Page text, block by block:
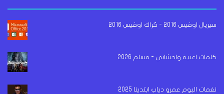
سيريال اوفيس 2016 - كراك اوفيس 2016
كلمات اغنية واحشاني - مسلم 2026
نغمات البوم عمرو دياب ابتدينا 2025